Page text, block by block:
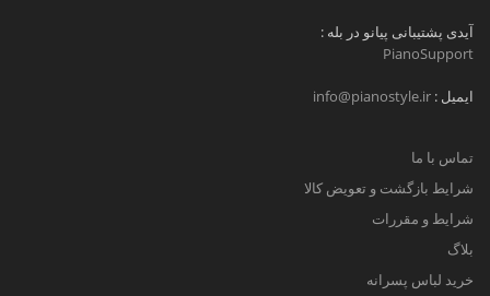
آیدی پشتیبانی پیانو در بله :
PianoSupport
ایمیل : info@pianostyle.ir
تماس با ما
شرایط بازگشت و تعویض کالا
شرایط و مقررات
بلاگ
خرید لباس پسرانه